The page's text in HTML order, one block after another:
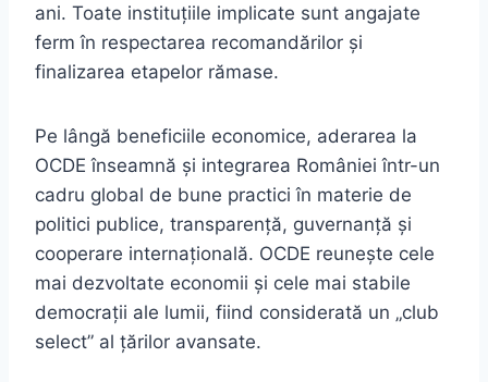
ani. Toate instituțiile implicate sunt angajate
ferm în respectarea recomandărilor și
finalizarea etapelor rămase.
Pe lângă beneficiile economice, aderarea la
OCDE înseamnă și integrarea României într-un
cadru global de bune practici în materie de
politici publice, transparență, guvernanță și
cooperare internațională. OCDE reunește cele
mai dezvoltate economii și cele mai stabile
democrații ale lumii, fiind considerată un „club
select” al țărilor avansate.